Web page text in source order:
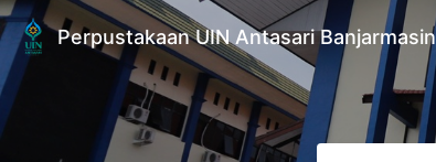
Perpustakaan UIN Antasari Banjarmasin